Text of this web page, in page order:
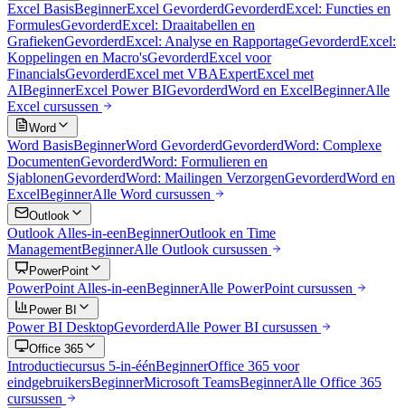
Excel BasisBeginnerExcel GevorderdGevorderdExcel: Functies en
FormulesGevorderdExcel: Draaitabellen en
GrafiekenGevorderdExcel: Analyse en RapportageGevorderdExcel:
Koppelingen en Macro'sGevorderdExcel voor
FinancialsGevorderdExcel met VBAExpertExcel met
AIBeginnerExcel Power BIGevorderdWord en ExcelBeginnerAlle
Excel cursussen
Word
Word BasisBeginnerWord GevorderdGevorderdWord: Complexe
DocumentenGevorderdWord: Formulieren en
SjablonenGevorderdWord: Mailingen VerzorgenGevorderdWord en
ExcelBeginnerAlle Word cursussen
Outlook
Outlook Alles-in-eenBeginnerOutlook en Time
ManagementBeginnerAlle Outlook cursussen
PowerPoint
PowerPoint Alles-in-eenBeginnerAlle PowerPointcursussen
Power BI
Power BI DesktopGevorderdAlle Power BI cursussen
Office 365
Introductiecursus 5-in-éénBeginnerOffice 365 voor
eindgebruikersBeginnerMicrosoft TeamsBeginnerAlle Office 365
cursussen